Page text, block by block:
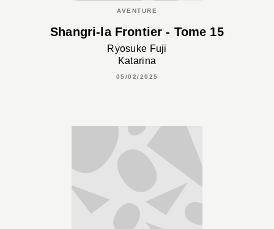
AVENTURE
Shangri-la Frontier - Tome 15
Ryosuke Fuji
Katarina
05/02/2025